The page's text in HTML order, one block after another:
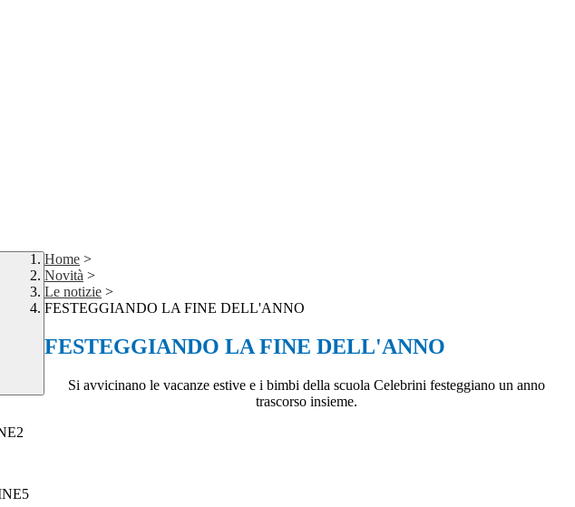
Home >
Novità >
Le notizie >
FESTEGGIANDO LA FINE DELL'ANNO
FESTEGGIANDO LA FINE DELL'ANNO
Si avvicinano le vacanze estive e i bimbi della scuola Celebrini festeggiano un anno
trascorso insieme.